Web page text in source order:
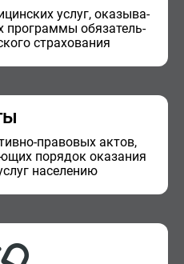
услуг, ока­зы­ва­
про­грам­мы обя­за­тель­
стра­хо­ва­ния
пра­во­вых актов,
по­ря­док ока­за­ния
на­се­ле­нию